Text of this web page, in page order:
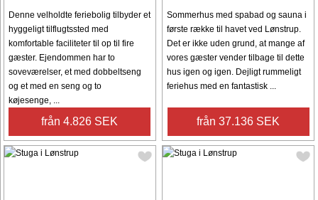
Denne velholdte feriebolig tilbyder et
hyggeligt tilflugtssted med
komfortable faciliteter til op til fire
gæster. Ejendommen har to
soveværelser, et med dobbeltseng
og et med en seng og to
køjesenge, ...
från 4.826 SEK
Sommerhus med spabad og sauna i
første række til havet ved Lønstrup.
Det er ikke uden grund, at mange af
vores gæster vender tilbage til dette
hus igen og igen. Dejligt rummeligt
feriehus med en fantastisk ...
från 37.136 SEK